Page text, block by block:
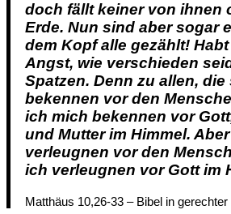
doch fällt keiner von ihnen
Erde. Nun sind aber sogar
dem Kopf alle gezählt!
Angst, wie verschieden
Spatzen. Denn zu allen,
bekennen vor den
ich mich bekennen vor
und Mutter im Himmel.
verleugnen vor den
ich verleugnen vor Gott im
Matthäus 10,26-33 – Bibel in